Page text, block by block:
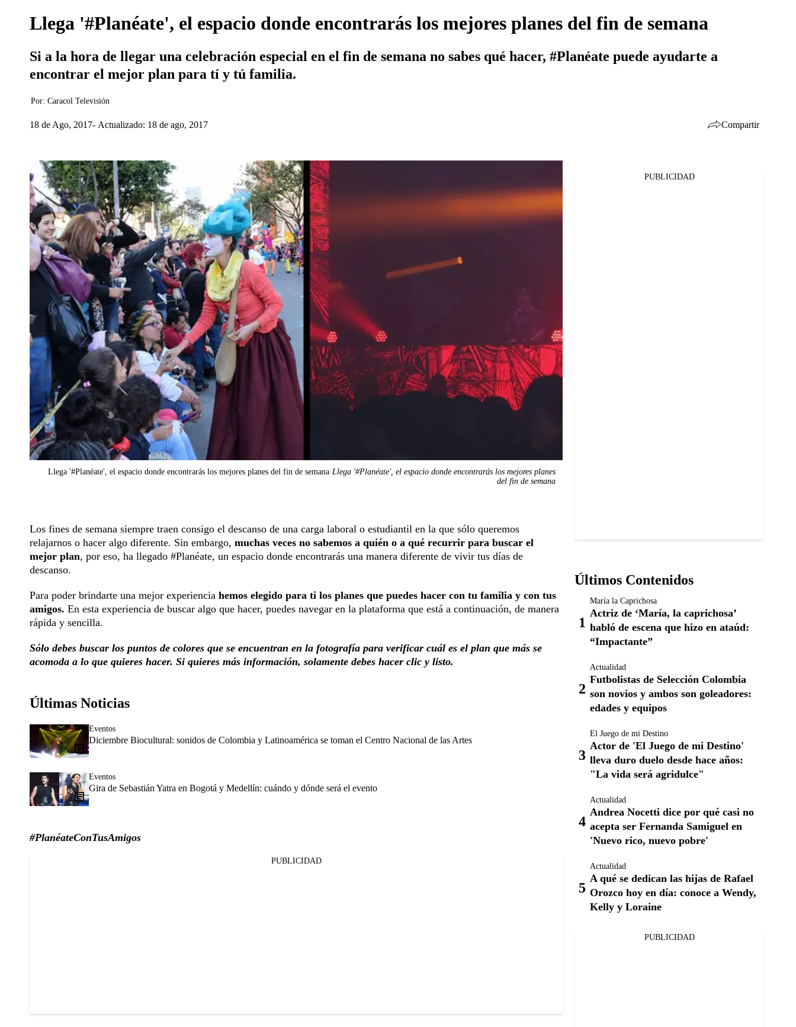
Llega '#Planéate', el espacio donde encontrarás los mejores planes del fin de semana
Si a la hora de llegar una celebración especial en el fin de semana no sabes qué hacer, #Planéate puede ayudarte a
encontrar el mejor plan para tí y tú familia.
Por: Caracol Televisión
18 de Ago, 2017 Actualizado: 18 de ago, 2017 Compartir
Facebook
Whatsapp
Llega '#Planéate', el espacio donde encontrarás los mejores planes del fin de semana Llega '#Planéate', el espacio donde encontrarás los mejores planes
del fin de semana
Los fines de semana siempre traen consigo el descanso de una carga laboral o estudiantil en la que sólo queremos
relajarnos o hacer algo diferente. Sin embargo, muchas veces no sabemos a quién o a qué recurrir para buscar el
mejor plan, por eso, ha llegado #Planéate, un espacio donde encontrarás una manera diferente de vivir tus días de
descanso.
Para poder brindarte una mejor experiencia hemos elegido para ti los planes que puedes hacer con tu familia y con tus
amigos. En esta experiencia de buscar algo que hacer, puedes navegar en la plataforma que está a continuación, de manera
rápida y sencilla.
Sólo debes buscar los puntos de colores que se encuentran en la fotografía para verificar cuál es el plan que más se
acomoda a lo que quieres hacer. Si quieres más información, solamente debes hacer clic y listo.
Últimas Noticias
Eventos
Diciembre Biocultural: sonidos de Colombia y Latinoamérica se toman el Centro Nacional de las Artes
Eventos
Gira de Sebastián Yatra en Bogotá y Medellín: cuándo y dónde será el evento
#PlanéateConTusAmigos
PUBLICIDAD
PUBLICIDAD
Últimos Contenidos
María la Caprichosa
Actriz de ‘María, la caprichosa’
habló de escena que hizo en ataúd:
“Impactante”
Actualidad
Futbolistas de Selección Colombia
son novios y ambos son goleadores:
edades y equipos
El Juego de mi Destino
Actor de 'El Juego de mi Destino'
lleva duro duelo desde hace años:
"La vida será agridulce"
Actualidad
Andrea Nocetti dice por qué casi no
acepta ser Fernanda Samiguel en
'Nuevo rico, nuevo pobre'
Actualidad
A qué se dedican las hijas de Rafael
Orozco hoy en día: conoce a Wendy,
Kelly y Loraine
PUBLICIDAD